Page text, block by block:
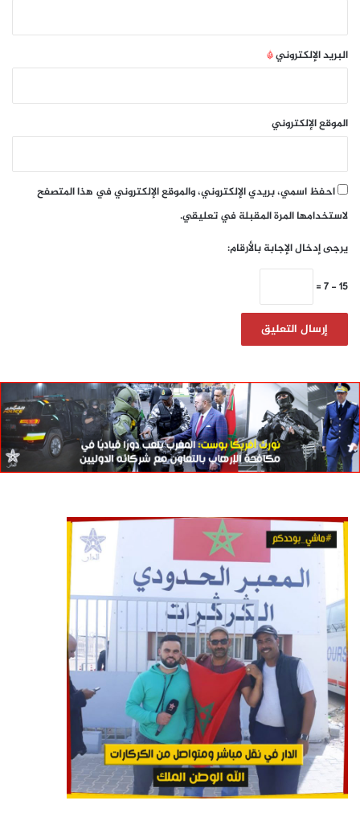
البريد الإلكتروني*
الموقع الإلكتروني
احفظ اسمي، بريدي الإلكتروني، والموقع الإلكتروني في هذا المتصفح
لاستخدامها المرة المقبلة في تعليقي.
يرجى إدخال الإجابة بالأرقام:
15 − 7 =